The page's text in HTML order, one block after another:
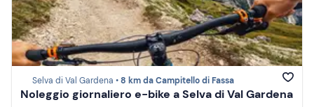
Selva di Val Gardena •8 km da Campitello di Fassa
Noleggio giornaliero e-bike a Selva di Val Gardena